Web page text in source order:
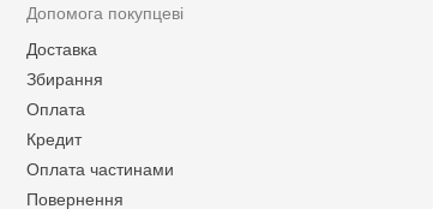
Допомога покупцеві
Доставка
Збирання
Оплата
Кредит
Оплата частинами
Повернення